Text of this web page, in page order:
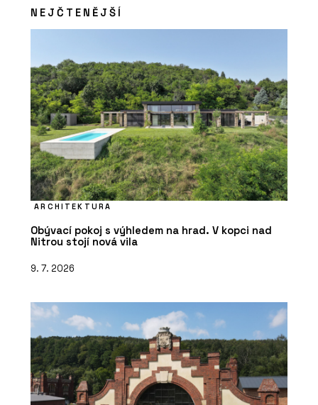
NEJČTENĚJŠÍ
ARCHITEKTURA
Obývací pokoj s výhledem na hrad. V kopci nad
Nitrou stojí nová vila
9. 7. 2026